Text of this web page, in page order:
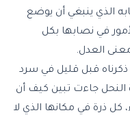
الذي ينبغي أن يوضع
في نصابها بكل
العدل.
قبل قليل في سرد
النحل جاءت تبين كيف أن
ذرة في مكانها الذي لا